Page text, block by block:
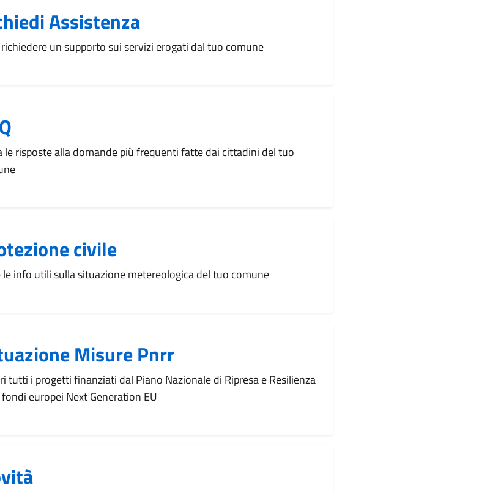
Assistenza
un supporto sui servizi erogati dal tuo comune
le risposte alla domande più frequenti fatte dai cittadini del tuo
civile
le info utili sulla situazione metereologica del tuo comune
Misure Pnrr
tutti i progetti finanziati dal Piano Nazionale di Ripresa e Resilienza
europei Next Generation EU